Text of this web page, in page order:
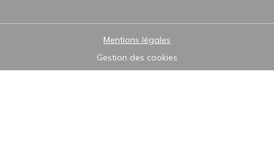
Mentions légales
Gestion des cookies